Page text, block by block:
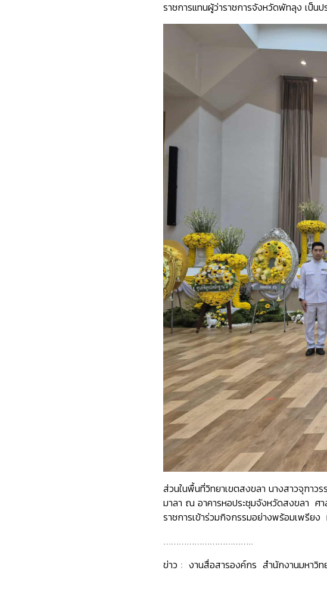
ราชการแทนผู้ว่าราชการจังหวัดพัทลุง เป็นป
ส่วนในพื้นที่วิทยาเขตสงขลา นางสาวจุฑาว
มาลา ณ อาคารหอประชุมจังหวัดสงขลา ศ
ราชการเข้าร่วมกิจกรรมอย่างพร้อมเพรีย
……………………………..
ข่าว : งานสื่อสารองค์กร สำนักงานมหาวิ